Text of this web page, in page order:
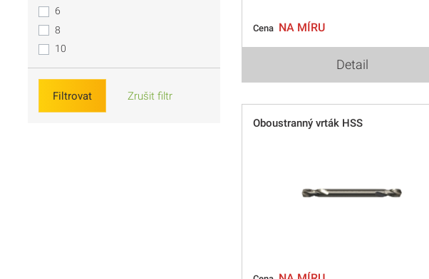
6
8
10
Filtrovat Zrušit filtr
Cena NA MÍRU
Detail
Oboustranný vrták HSS